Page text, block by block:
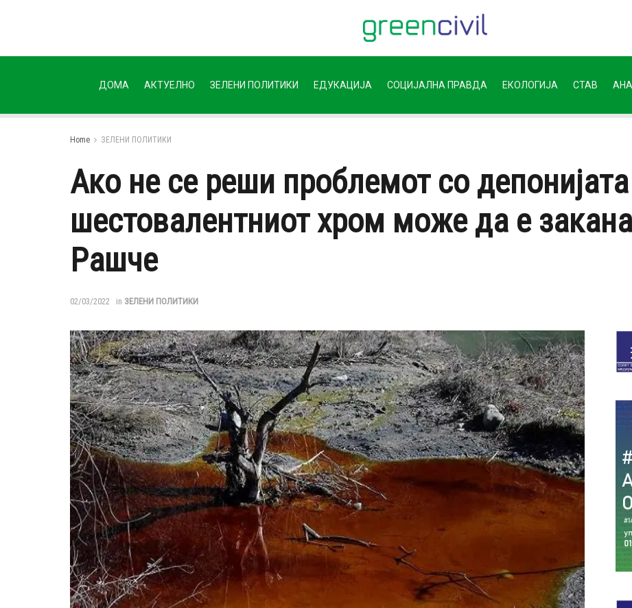
ДОМА АКТУЕЛНО ЗЕЛЕНИ ПОЛИТИКИ ЕДУКАЦИЈА СОЦИЈАЛНА ПРАВДА ЕКОЛОГИЈА СТАВ
Home ЗЕЛЕНИ ПОЛИТИКИ
Ако не се реши проблемот со депонијата
шестовалентниот хром може да е
Рашче
02/03/2022 in ЗЕЛЕНИ ПОЛИТИКИ